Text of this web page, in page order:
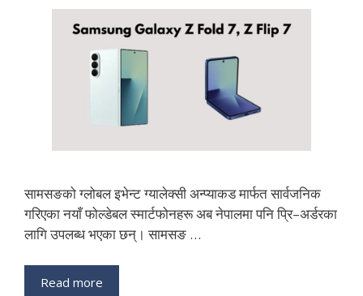
सामसङको ग्लोबल इभेन्ट ग्यालेक्सी अन्प्याकड मार्फत सार्वजनिक
गरिएका नयाँ फोल्डेबल स्मार्टफोनहरू अब नेपालमा पनि प्रि–अर्डरका
लागि उपलब्ध भएका छन्। सामसङ …
Read more